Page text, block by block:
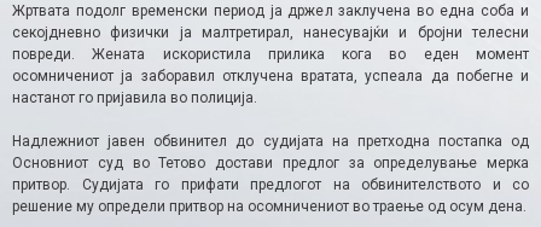
Жртвата подолг временски период ја држел заклучена во една соба и
секојдневно физички ја малтретирал, нанесувајќи и бројни телесни
повреди. Жената искористила прилика кога во еден момент
осомничениот ја заборавил отклучена вратата, успеала да побегне и
настанот го пријавила во полиција.
Надлежниот јавен обвинител до судијата на претходна постапка од
Основниот суд во Тетово достави предлог за определување мерка
притвор. Судијата го прифати предлогот на обвинителството и со
решение му определи притвор на осомничениот во траење од осум дена.​